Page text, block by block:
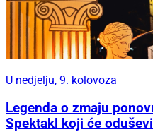
U nedjelju, 9. kolovoza
Legenda o zmaju
Spektakl koji će